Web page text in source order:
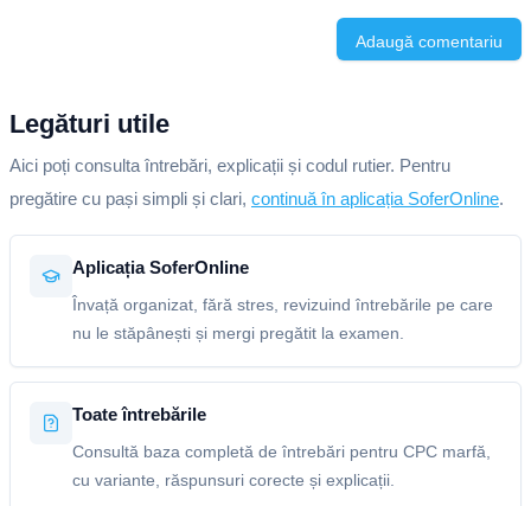
Adaugă comentariu
Legături utile
Aici poți consulta întrebări, explicații și codul rutier. Pentru
pregătire cu pași simpli și clari, continuă în aplicația SoferOnline.
Aplicația SoferOnline
Învață organizat, fără stres, revizuind întrebările pe care
nu le stăpânești și mergi pregătit la examen.
Toate întrebările
Consultă baza completă de întrebări pentru CPC marfă,
cu variante, răspunsuri corecte și explicații.